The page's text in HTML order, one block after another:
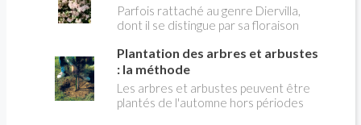
méditerranéenne. Fleurs estivales
roses dans l’espèce type, à cinq
pétales, ressemblant à celles de la
pervenche, groupées en bouquets
terminaux.
Parfois rattaché au genre Diervilla,
dont il se distingue par sa floraison
un arbuste à longs rameaux étalés.
Feuilles opposées à bord
dentelé.Fleurs en forme d’entonnoir,
solitaires ou groupées en cymes. C'est
l'un des arbustes à fleurs d'été les plus
Plantation des arbres et arbustes
: la méthode
Les arbres et arbustes peuvent être
plantés de l'automne hors périodes